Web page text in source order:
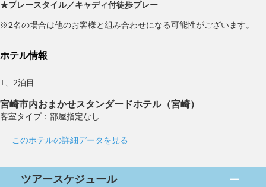
★プレースタイル／キャディ付徒歩プレー
※2名の場合は他のお客様と組み合わせになる可能性がございます。
ホテル情報
1、2泊目
宮崎市内おまかせスタンダードホテル（宮崎）
客室タイプ：部屋指定なし
このホテルの詳細データを見る
ツアースケジュール